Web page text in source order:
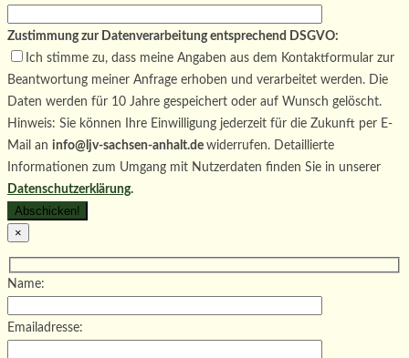
Zustimmung zur Datenverarbeitung entsprechend DSGVO:
Ich stimme zu, dass meine Angaben aus dem Kontaktformular zur
Beantwortung meiner Anfrage erhoben und verarbeitet werden. Die
Daten werden für 10 Jahre gespeichert oder auf Wunsch gelöscht.
Hinweis: Sie können Ihre Einwilligung jederzeit für die Zukunft per E-
Mail an info@ljv-sachsen-anhalt.de widerrufen. Detaillierte
Informationen zum Umgang mit Nutzerdaten finden Sie in unserer
Datenschutzerklärung.
×
Name:
Emailadresse: